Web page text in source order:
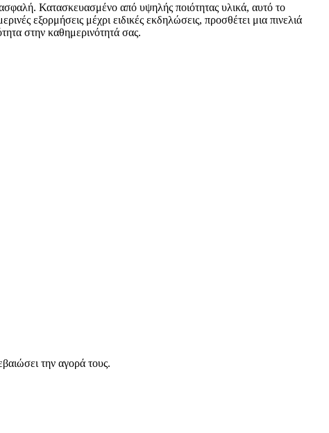
Κατασκευασμένο από υψηλής ποιότητας υλικά, αυτό το
εξορμήσεις μέχρι ειδικές εκδηλώσεις, προσθέτει μια πινελιά
στην καθημερινότητά σας.
την αγορά τους.